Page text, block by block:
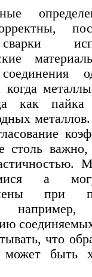
когда
как пайка
столь важно,
а
при
например,
что
может быть